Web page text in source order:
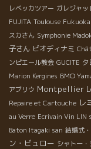
レベッカツアー ガレジャッ
FUJITA Toulouse Fukuoka
スカさん Symphonie
子さん ビオディナミ
ンピエール教会 GUCITE 夕
Marion Kergines BMO
アブリウ Montpellier
Repaire et Cartouche レ
au Verre Ecrivain Vin LIN
Baton Itagaki san 結婚式
ン・ビュロー シャトー